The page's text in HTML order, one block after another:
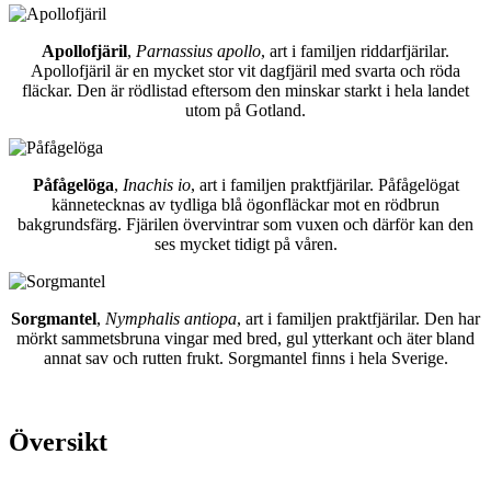
Apollofjäril, Parnassius apollo, art i familjen riddarfjärilar.
Apollofjäril är en mycket stor vit dagfjäril med svarta och röda
fläckar. Den är rödlistad eftersom den minskar starkt i hela landet
utom på Gotland.
Påfågelöga, Inachis io, art i familjen praktfjärilar. Påfågelögat
kännetecknas av tydliga blå ögonfläckar mot en rödbrun
bakgrundsfärg. Fjärilen övervintrar som vuxen och därför kan den
ses mycket tidigt på våren.
Sorgmantel, Nymphalis antiopa, art i familjen praktfjärilar. Den har
mörkt sammetsbruna vingar med bred, gul ytterkant och äter bland
annat sav och rutten frukt. Sorgmantel finns i hela Sverige.
Översikt